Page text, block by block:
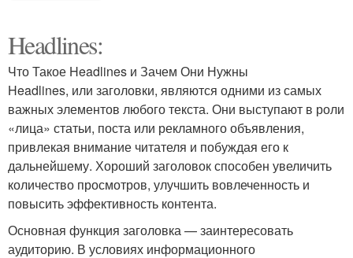
Headlines:
Что Такое Headlines и Зачем Они Нужны
Headlines, или заголовки, являются одними из самых
важных элементов любого текста. Они выступают в роли
«лица» статьи, поста или рекламного объявления,
привлекая внимание читателя и побуждая его к
дальнейшему. Хороший заголовок способен увеличить
количество просмотров, улучшить вовлеченность и
повысить эффективность контента.
Основная функция заголовка — заинтересовать
аудиторию. В условиях информационного